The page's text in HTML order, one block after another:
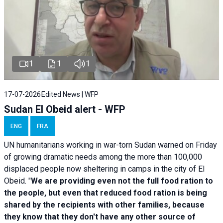
1 1 1
17-07-2026 Edited News | WFP
Sudan El Obeid alert - WFP
ENG FRA
UN humanitarians working in war-torn Sudan warned on Friday
of growing dramatic needs among the more than 100,000
displaced people now sheltering in camps in the city of El
Obeid. "We are providing even not the full food ration to
the people, but even that reduced food ration is being
shared by the recipients with other families, because
they know that they don't have any other source of